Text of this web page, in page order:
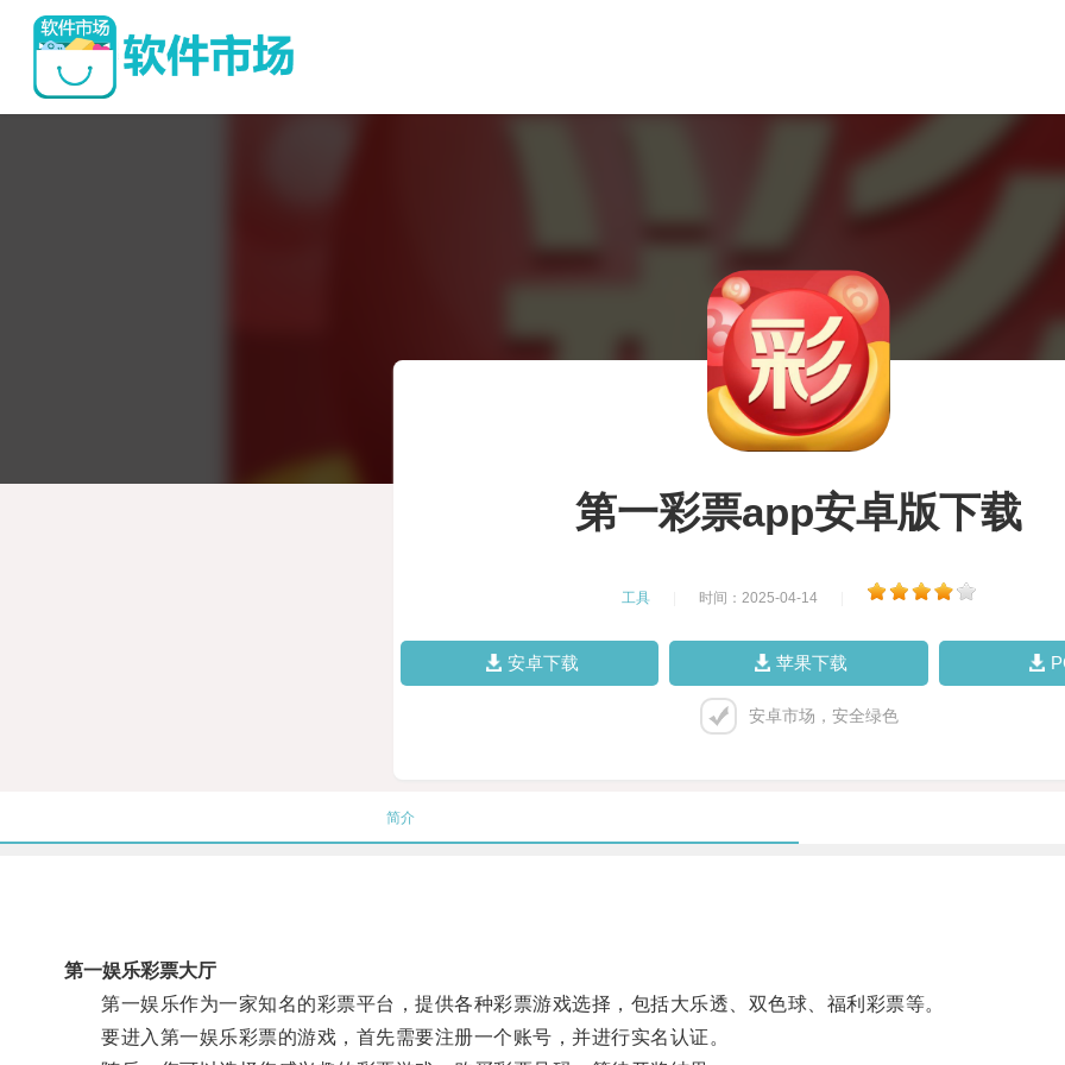
第一彩票app安卓版下载
工具 时间：2025-04-14
安卓下载 苹果下载
安卓市场，安全绿色
简介
第一娱乐彩票大厅
第一娱乐作为一家知名的彩票平台，提供各种彩票游戏选择，包括大乐透、双色球、福利彩票等。
要进入第一娱乐彩票的游戏，首先需要注册一个账号，并进行实名认证。